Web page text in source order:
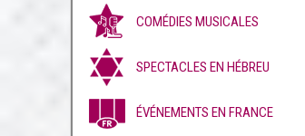
COMÉDIES MUSICALES
SPECTACLES EN HÉBREU
ÉVÉNEMENTS EN FRANCE